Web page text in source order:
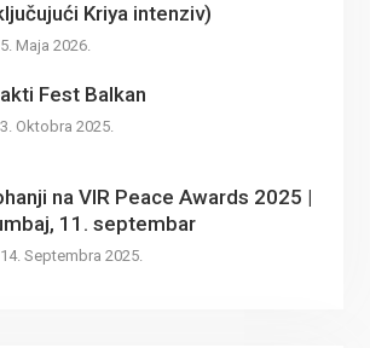
Kriya intenziv)
5. Maja 2026.
Fest Balkan
3. Oktobra 2025.
na VIR Peace Awards 2025 |
11. septembar
14. Septembra 2025.